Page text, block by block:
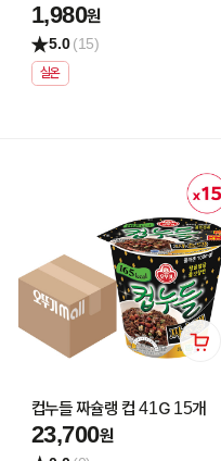
1,980원
5.0 (15)
실온
컵누들 짜슐랭 컵 41G 15개
23,700원